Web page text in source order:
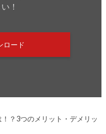
！
ロード
？3つのメリット・デメリッ